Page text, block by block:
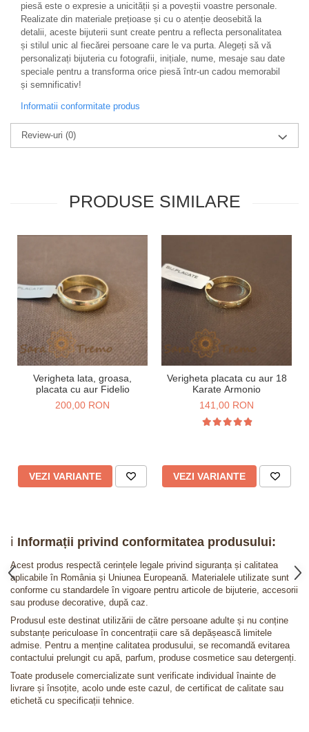
piesă este o expresie a unicității și a poveștii voastre personale.
Realizate din materiale prețioase și cu o atenție deosebită la
detalii, aceste bijuterii sunt create pentru a reflecta personalitatea
și stilul unic al fiecărei persoane care le va purta. Alegeți să vă
personalizați bijuteria cu fotografii, inițiale, nume, mesaje sau date
speciale pentru a transforma orice piesă într-un cadou memorabil
și semnificativ!
Informatii conformitate produs
Review-uri (0)
PRODUSE SIMILARE
Verigheta lata, groasa,
placata cu aur Fidelio
200,00 RON
VEZI VARIANTE
Verigheta placata cu aur 18
Karate Armonio
141,00 RON
VEZI VARIANTE
ℹ️ Informații privind conformitatea produsului:
Acest produs respectă cerințele legale privind siguranța și calitatea
aplicabile în România și Uniunea Europeană. Materialele utilizate sunt
conforme cu standardele în vigoare pentru articole de bijuterie, accesorii
sau produse decorative, după caz.
Produsul este destinat utilizării de către persoane adulte și nu conține
substanțe periculoase în concentrații care să depășească limitele
admise. Pentru a menține calitatea produsului, se recomandă evitarea
contactului prelungit cu apă, parfum, produse cosmetice sau detergenți.
Toate produsele comercializate sunt verificate individual înainte de
livrare și însoțite, acolo unde este cazul, de certificat de calitate sau
etichetă cu specificații tehnice.